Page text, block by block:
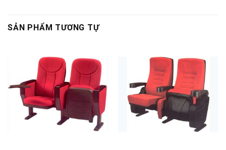
SẢN PHẨM TƯƠNG TỰ